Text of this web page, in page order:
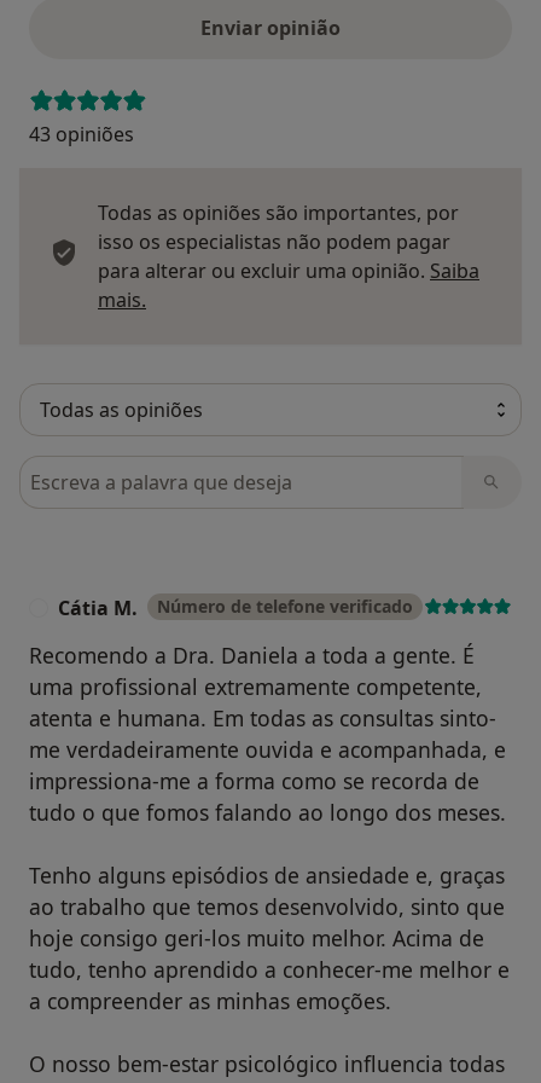
Enviar opinião
43 opiniões
Todas as opiniões são importantes, por
isso os especialistas não podem pagar
para alterar ou excluir uma opinião. Saiba
mais.
Pesquisar em opiniões
Cátia M. Número de telefone verificado
Recomendo a Dra. Daniela a toda a gente. É
uma profissional extremamente competente,
atenta e humana. Em todas as consultas sinto-
me verdadeiramente ouvida e acompanhada, e
impressiona-me a forma como se recorda de
tudo o que fomos falando ao longo dos meses.
Tenho alguns episódios de ansiedade e, graças
ao trabalho que temos desenvolvido, sinto que
hoje consigo geri-los muito melhor. Acima de
tudo, tenho aprendido a conhecer-me melhor e
a compreender as minhas emoções.
O nosso bem-estar psicológico influencia todas